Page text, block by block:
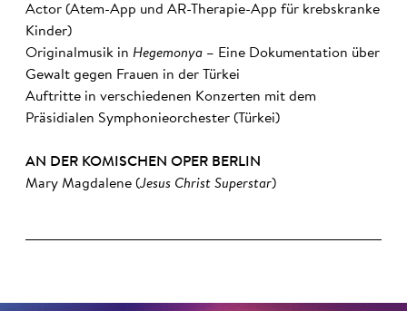
Actor (Atem-App und AR-Therapie-App für krebskranke
Kinder)
Originalmusik in Hegemonya – Eine Dokumentation über
Gewalt gegen Frauen in der Türkei
Auftritte in verschiedenen Konzerten mit dem
Präsidialen Symphonieorchester (Türkei)
AN DER KOMISCHEN OPER BERLIN
Mary Magdalene (Jesus Christ Superstar)